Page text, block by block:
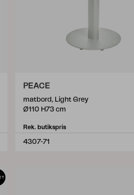
PEACE
matbord, Light Grey
Ø110 H73 cm
Rek. butikspris
4307-71